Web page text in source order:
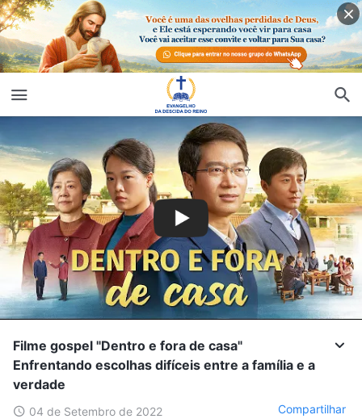
Filme gospel "Dentro e fora de casa"
Enfrentando escolhas difíceis entre a família e a
verdade
04 de Setembro de 2022 Compartilhar